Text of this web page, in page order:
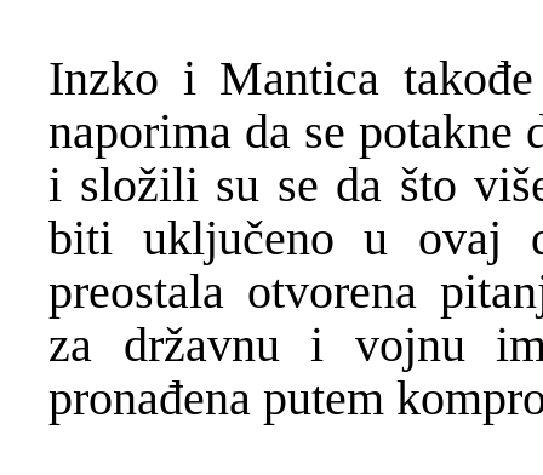
Inzko i Mantica
naporima da se
i složili su se da što
biti uključeno u ovaj
preostala otvorena
za državnu i vojnu
pronađena putem